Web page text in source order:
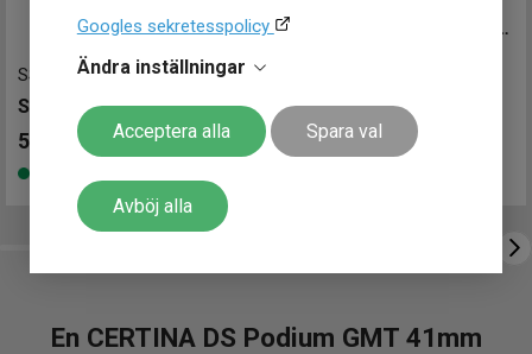
Googles sekretesspolicy
Ändra inställningar
Acceptera alla Spara val
Avböj alla
SSK003K1-42.5 mm
SEIKO 5 Sports Automatic GMT 42.5mm
5 798 kr
Finns i lager
Sjöö Sandström Royal Steel Worldtimer 41mm
En CERTINA DS Podium GMT 41mm